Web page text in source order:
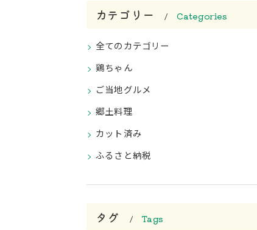
カテゴリー Categories
全てのカテゴリー
鶏ちゃん
ご当地グルメ
郷土料理
カット済み
ふるさと納税
タグ Tags